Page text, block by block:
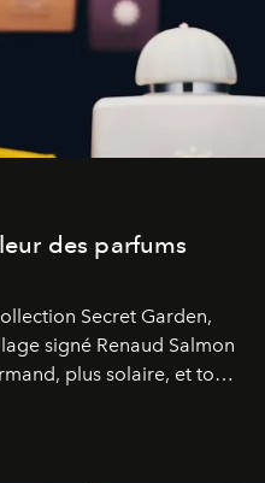
des parfums
Secret Garden,
signé Renaud Salmon
plus solaire, et tout